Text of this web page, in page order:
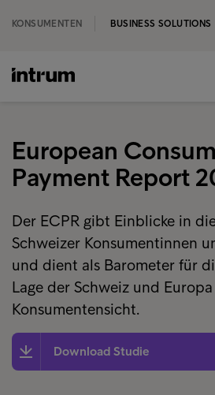
KONSUMENTEN BUSINESS SOLUTIONS
European
Payment Report
Der ECPR gibt Einblicke in
Schweizer Konsumentinnen
und dient als Barometer für
Lage der Schweiz und
Konsumentensicht.
Download Studie